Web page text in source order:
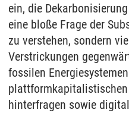
ein, die
eine bloße Frage der
zu verstehen, sondern
Verstrickungen
fossilen
hinterfragen sowie